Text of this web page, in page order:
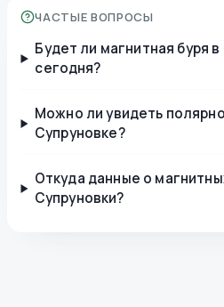
ЧАСТЫЕ ВОПРОСЫ
Будет ли магнитная буря
сегодня?
Можно ли увидеть
Супруновке?
Откуда данные о
Супруновки?